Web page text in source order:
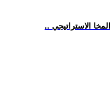
الاستراتيجي